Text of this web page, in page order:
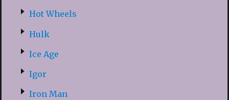
Hot Wheels
Hulk
Ice Age
Igor
Iron Man